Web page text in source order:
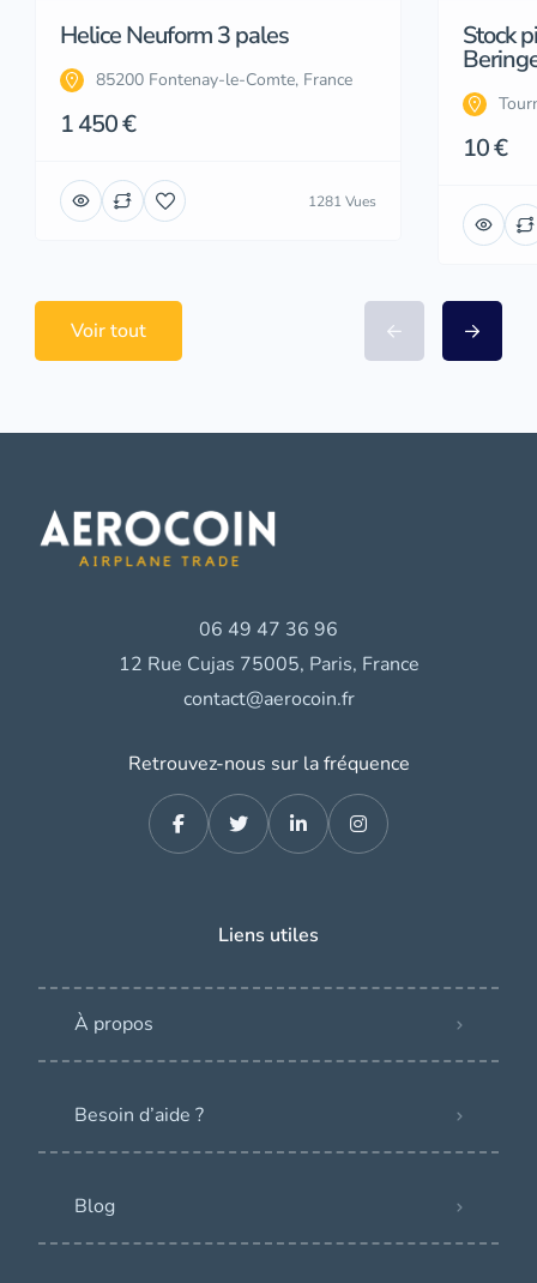
Helice Neuform 3 pales
85200 Fontenay-le-Comte, France
1 450 €
1281 Vues
Stock
10 €
Voir tout
06 49 47 36 96
12 Rue Cujas 75005, Paris, France
contact@aerocoin.fr
Retrouvez-nous sur la fréquence
Liens utiles
À propos
Besoin d’aide ?
Blog